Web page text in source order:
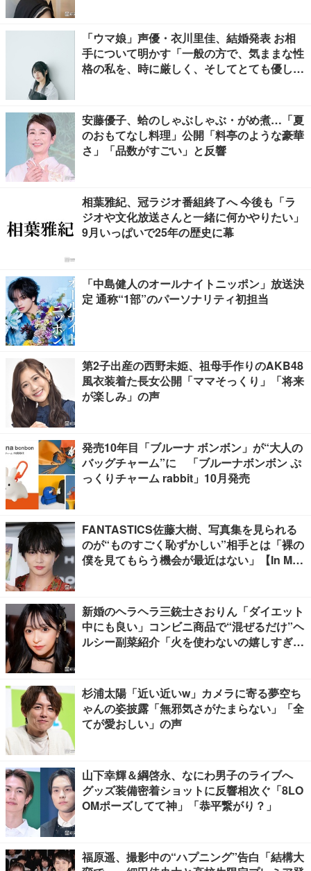
「ウマ娘」声優・衣川里佳、結婚発表 お相
手について明かす「一般の方で、気ままな性
格の私を、時に厳しく、そしてとても優し
安藤優子、蛤のしゃぶしゃぶ・がめ煮…「夏
のおもてなし料理」公開「料亭のような豪華
さ」「品数がすごい」と反響
相葉雅紀、冠ラジオ番組終了へ 今後も「ラ
ジオや文化放送さんと一緒に何かやりたい」
9月いっぱいで25年の歴史に幕
「中島健人のオールナイトニッポン」放送決
定 通称“1部”のパーソナリティ初担当
第2子出産の西野未姫、祖母手作りのAKB48
風衣装着た長女公開「ママそっくり」「将来
が楽しみ」の声
発売10年目「ブルーナ ボンボン」が“大人の
バッグチャーム”に 「ブルーナボンボン ぷ
っくりチャーム rabbit」10月発売
FANTASTICS佐藤大樹、写真集を見られる
のが“ものすごく恥ずかしい”相手とは「裸の
僕を見てもらう機会が最近はない」【In Moti
新婚のヘラヘラ三銃士さおりん「ダイエット
中にも良い」コンビニ商品で“混ぜるだけ”ヘ
ルシー副菜紹介「火を使わないの嬉しすぎ
杉浦太陽「近い近いw」カメラに寄る夢空ち
ゃんの姿披露「無邪気さがたまらない」「全
てが愛おしい」の声
山下幸輝＆綱啓永、なにわ男子のライブへ
グッズ装備密着ショットに反響相次ぐ「8LO
OMポーズしてて神」「恭平繋がり？」
福原遥、撮影中の“ハプニング”告白「結構大